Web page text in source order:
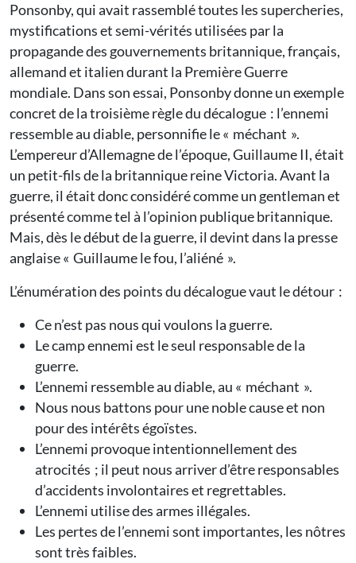
Ponsonby, qui avait rassemblé toutes les supercheries,
mystifications et semi-vérités utilisées par la
propagande des gouvernements britannique, français,
allemand et italien durant la Première Guerre
mondiale. Dans son essai, Ponsonby donne un exemple
concret de la troisième règle du décalogue : l’ennemi
ressemble au diable, personnifie le « méchant ».
L’empereur d’Allemagne de l’époque, Guillaume II, était
un petit-fils de la britannique reine Victoria. Avant la
guerre, il était donc considéré comme un gentleman et
présenté comme tel à l’opinion publique britannique.
Mais, dès le début de la guerre, il devint dans la presse
anglaise « Guillaume le fou, l’aliéné ».
L’énumération des points du décalogue vaut le détour :
Ce n’est pas nous qui voulons la guerre.
Le camp ennemi est le seul responsable de la
guerre.
L’ennemi ressemble au diable, au « méchant ».
Nous nous battons pour une noble cause et non
pour des intérêts égoïstes.
L’ennemi provoque intentionnellement des
atrocités ; il peut nous arriver d’être responsables
d’accidents involontaires et regrettables.
L’ennemi utilise des armes illégales.
Les pertes de l’ennemi sont importantes, les nôtres
sont très faibles.